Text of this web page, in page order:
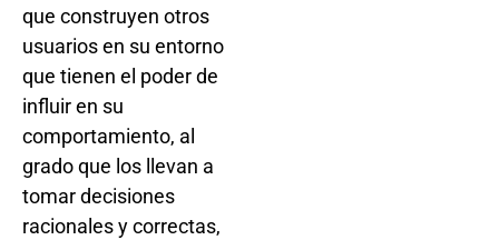
que construyen otros
usuarios en su entorno
que tienen el poder de
influir en su
comportamiento, al
grado que los llevan a
tomar decisiones
racionales y correctas,